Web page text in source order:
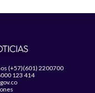
(+57)(601) 2200700
123 414